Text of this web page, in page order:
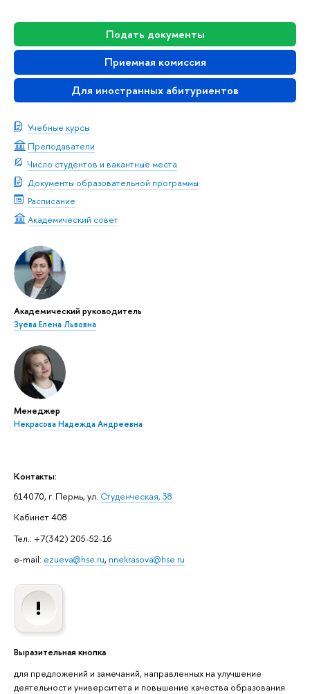
Подать документы
Приемная комиссия
Для иностранных абитуриентов
Учебные курсы
Преподаватели
Число студентов и вакантные места
Документы образовательной программы
Расписание
Академический совет
Академический руководитель
Зуева Елена Львовна
Менеджер
Некрасова Надежда Андреевна
Контакты:
614070, г. Пермь, ул. Студенческая, 38
Кабинет 408
Тел.: +7(342) 205-52-16
e-mail: ezueva@hse.ru, nnekrasova@hse.ru
Выразительная кнопка
для предложений и замечаний, направленных на улучшение
деятельности университета и повышение качества образования